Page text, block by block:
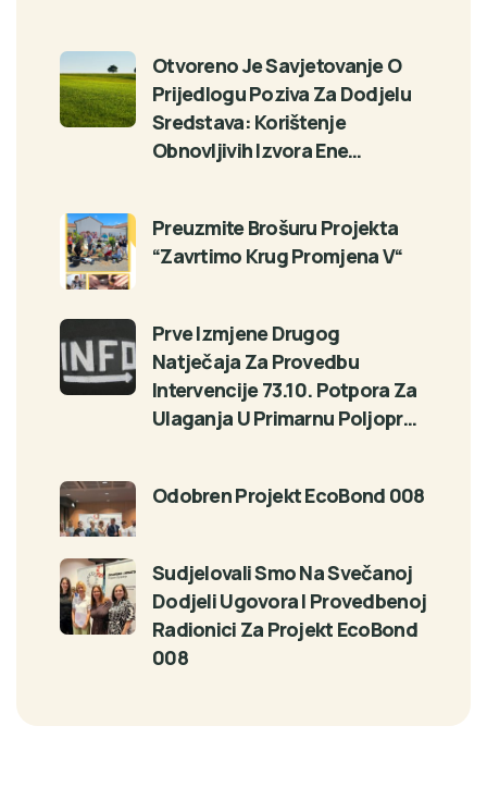
Otvoreno Je Savjetovanje O
Prijedlogu Poziva Za Dodjelu
Sredstava: Korištenje
Obnovljivih Izvora Ene…
Preuzmite Brošuru Projekta
“Zavrtimo Krug Promjena V“
Prve Izmjene Drugog
Natječaja Za Provedbu
Intervencije 73.10. Potpora Za
Ulaganja U Primarnu Poljopr…
Odobren Projekt EcoBond 008
Sudjelovali Smo Na Svečanoj
Dodjeli Ugovora I Provedbenoj
Radionici Za Projekt EcoBond
008